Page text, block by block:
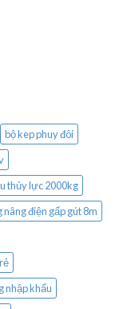
bộ kep phuy đôi
thủy lực 2000kg
điện gấp gút 8m
nhập khẩu